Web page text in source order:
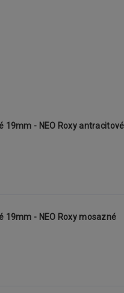
19mm - NEO Roxy antracitové
19mm - NEO Roxy mosazné